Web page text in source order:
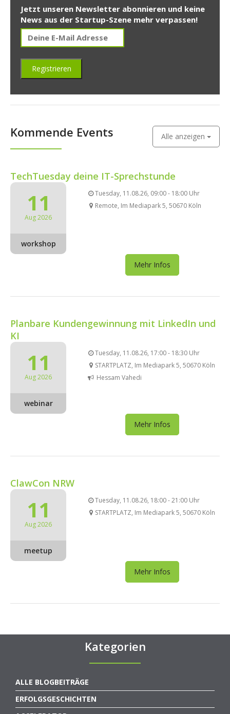
Jetzt unseren Newsletter abonnieren und keine
News aus der Startup-Szene mehr verpassen!
Kommende Events Alle anzeigen
TechTuesday deine IT-Sprechstunde
11
Aug 2026
workshop
Tuesday, 11.08.26, 09:00 - 18:00 Uhr
Remote, Im Mediapark 5, 50670 Köln
Mehr Infos
Planbare Kundengewinnung mit LinkedIn und
KI
11
Aug 2026
webinar
Tuesday, 11.08.26, 17:00 - 18:30 Uhr
STARTPLATZ, Im Mediapark 5, 50670 Köln
Hessam Vahedi
Mehr Infos
ClawCon NRW
11
Aug 2026
meetup
Tuesday, 11.08.26, 18:00 - 21:00 Uhr
STARTPLATZ, Im Mediapark 5, 50670 Köln
Mehr Infos
Kategorien
ALLE BLOGBEITRÄGE
ERFOLGSGESCHICHTEN